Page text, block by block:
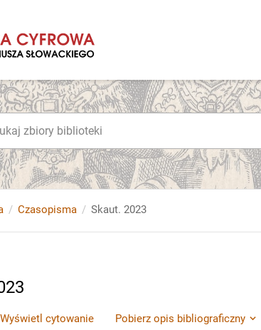
Czasopisma Skaut. 2023
Wyświetl cytowanie
Pobierz opis bibliograficzny